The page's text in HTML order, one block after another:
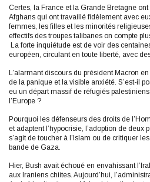
Certes, la France et la Grande Bretagne
Afghans qui ont travaillé fidèlement avec
femmes, les filles et les minorités
effectifs des troupes talibanes on compte
La forte inquiétude est de voir des
européen, circulant en toute liberté, avec
L’alarmant discours du président Macron
de la panique et la visible anxiété. S’est-il
eu un départ massif de réfugiés
l’Europe ?
Pourquoi les défenseurs des droits de
et adaptent l’hypocrisie, l’adoption de deux
s’agit de toucher à l’Islam ou de critiquer
bande de Gaza.
Hier, Bush avait échoué en envahissant
aux Iraniens chiites. Aujourd’hui,